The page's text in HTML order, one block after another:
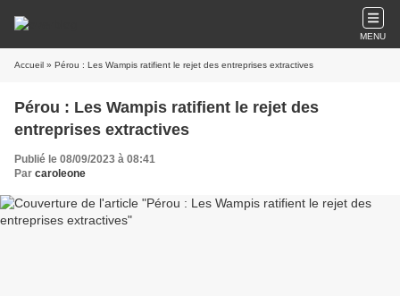
MENU
Accueil » Pérou : Les Wampis ratifient le rejet des entreprises extractives
Pérou : Les Wampis ratifient le rejet des
entreprises extractives
Publié le 08/09/2023 à 08:41
Par caroleone